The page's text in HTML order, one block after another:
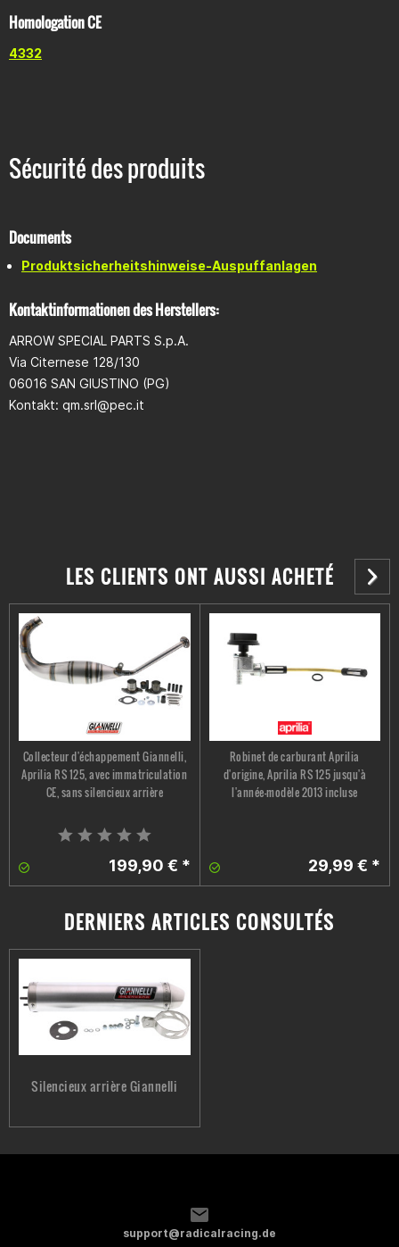
Homologation CE
4332
Sécurité des produits
Documents
Produktsicherheitshinweise-Auspuffanlagen
Kontaktinformationen des Herstellers:
ARROW SPECIAL PARTS S.p.A.
Via Citernese 128/130
06016 SAN GIUSTINO (PG)
Kontakt: qm.srl@pec.it
LES CLIENTS ONT AUSSI ACHETÉ
Collecteur d'échappement Giannelli,
Aprilia RS 125, avec immatriculation
CE, sans silencieux arrière
199,90 € *
Robinet de carburant Aprilia
d'origine, Aprilia RS 125 jusqu'à
l'année-modèle 2013 incluse
29,99 € *
DERNIERS ARTICLES CONSULTÉS
Silencieux arrière Giannelli
support@radicalracing.de